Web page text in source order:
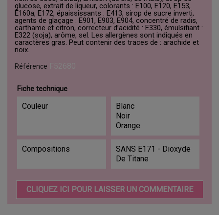
glucose, extrait de liqueur, colorants : E100, E120, E153,
E160a, E172, épaississants : E413, sirop de sucre inverti,
agents de glaçage : E901, E903, E904, concentré de radis,
carthame et citron, correcteur d’acidité : E330, émulsifiant :
E322 (soja), arôme, sel. Les allergènes sont indiqués en
caractères gras. Peut contenir des traces de : arachide et
noix.
Référence
Fiche technique
Couleur
Blanc
Noir
Orange
Compositions
SANS E171 - Dioxyde
De Titane
CLIQUEZ ICI POUR LAISSER UN COMMENTAIRE